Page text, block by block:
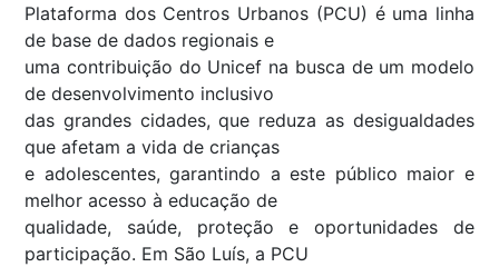
Plataforma dos Centros Urbanos (PCU) é uma linha
de base de dados regionais e
uma contribuição do Unicef na busca de um modelo
de desenvolvimento inclusivo
das grandes cidades, que reduza as desigualdades
que afetam a vida de crianças
e adolescentes, garantindo a este público maior e
melhor acesso à educação de
qualidade, saúde, proteção e oportunidades de
participação. Em São Luís, a PCU